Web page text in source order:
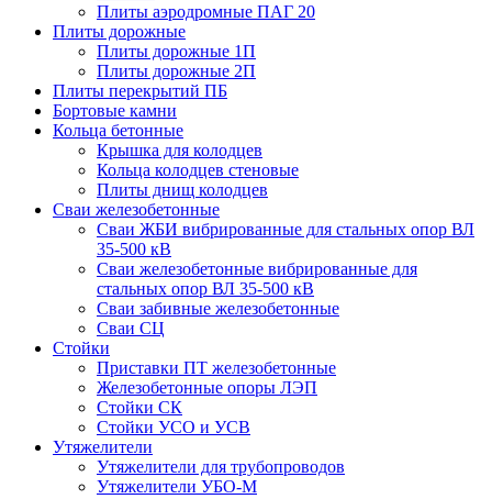
Плиты аэродромные ПАГ 20
Плиты дорожные
Плиты дорожные 1П
Плиты дорожные 2П
Плиты перекрытий ПБ
Бортовые камни
Кольца бетонные
Крышка для колодцев
Кольца колодцев стеновые
Плиты днищ колодцев
Сваи железобетонные
Сваи ЖБИ вибрированные для стальных опор ВЛ
35-500 кВ
Сваи железобетонные вибрированные для
стальных опор ВЛ 35-500 кВ
Сваи забивные железобетонные
Сваи СЦ
Стойки
Приставки ПТ железобетонные
Железобетонные опоры ЛЭП
Стойки СК
Стойки УСО и УСВ
Утяжелители
Утяжелители для трубопроводов
Утяжелители УБО-М